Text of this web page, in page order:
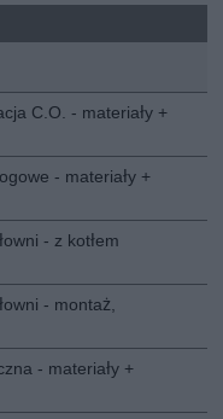
C.O. - materiały +
- materiały +
- z kotłem
- montaż,
- materiały +